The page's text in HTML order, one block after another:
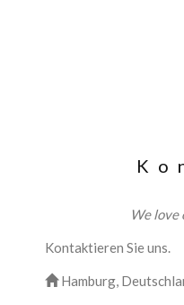
We love
Kontaktieren Sie uns.
Hamburg,